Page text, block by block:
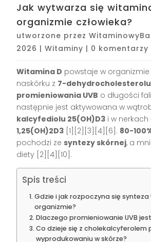
Jak wytwarza się
organizmie człowieka?
utworzone przez
2026 |Witaminy | 0 komentarzy
Witamina D powstaje w organizmie
naskórku z 7-dehydrocholesterolu
promieniowania UVB o długości
następnie jest aktywowana w
kalcyfediolu 25(OH)D3 i w nerkach
1,25(OH)2D3 [1][2][3][4][6]. 80-
pochodzi ze syntezy skórnej, a
diety [2][4][10].
Spis treści
Gdzie i jak rozpoczyna się synteza
organizmie?
Dlaczego promieniowanie UVB
Co dzieje się z cholekalcyferolem
wyprodukowaniu w skórze?